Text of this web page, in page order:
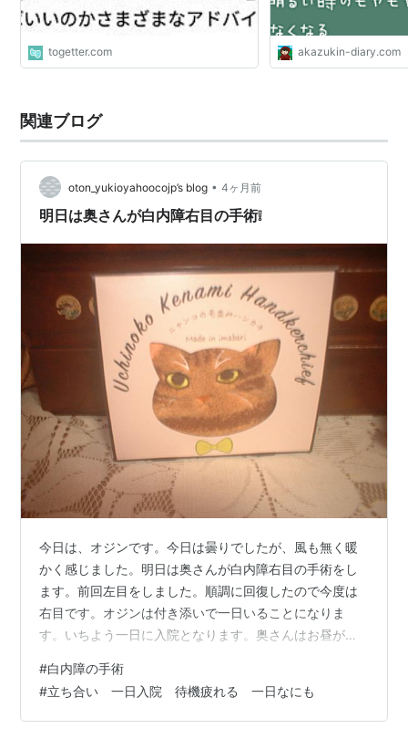
togetter.com akazukin-diary.com
関連ブログ
oton_yukioyahoocojp’s blog • 4ヶ月前
明日は奥さんが白内障右目の手術❕
今日は、オジンです。今日は曇りでしたが、風も無く暖
かく感じました。明日は奥さんが白内障右目の手術をし
ます。前回左目をしました。順調に回復したので今度は
右目です。オジンは付き添いで一日いることになりま
す。いちよう一日に入院となります。奥さんはお昼が出
ただ座っているだけですが、結構疲れます。朝8時に入り
夕がた4時頃まで眼科に居なくてはなりません。どうやっ
て時間を潰そうかテレビはありますが、あまり見たこと
#白内障の手術
#立ち合い 一日入院 待機疲れる 一日なにも